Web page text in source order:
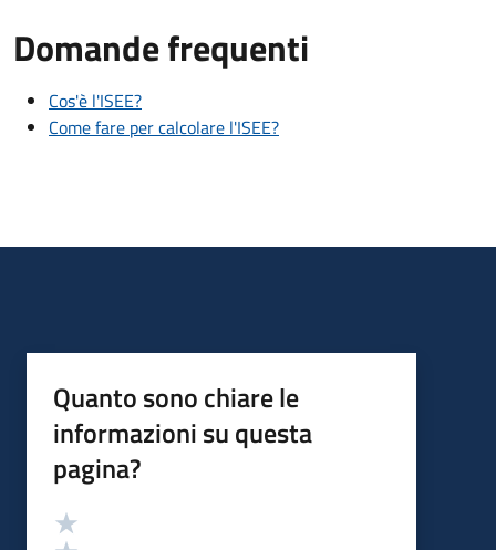
Domande frequenti
Cos'è l'ISEE?
Come fare per calcolare l'ISEE?
Quanto sono chiare le
informazioni su questa
pagina?
Valutazione